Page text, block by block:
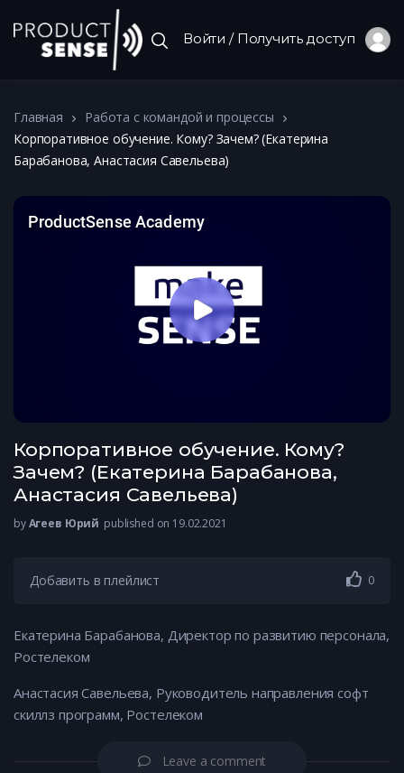
Войти / Получить доступ
Главная
Работа с командой и процессы
Корпоративное обучение. Кому? Зачем? (Екатерина
Барабанова, Анастасия Савельева)
Корпоративное обучение. Кому?
Зачем? (Екатерина Барабанова,
Анастасия Савельева)
byАгеев Юрий published on 19.02.2021
Добавить в плейлист 0
Екатерина Барабанова, Директор по развитию персонала,
Ростелеком
Анастасия Савельева, Руководитель направления софт
скиллз программ, Ростелеком
Leave a comment